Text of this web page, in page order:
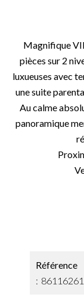
Magnifique
pièces sur 2
luxueuses avec
une suite
Au calme
panoramique
Référence
86116261